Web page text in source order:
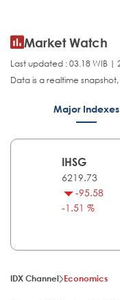
Market Watch
Last updated : 03.18 WIB |
Data is a realtime
Major Indexes
IHSG
6219.73
-95.58
-1.51 %
IDX Channel Economics